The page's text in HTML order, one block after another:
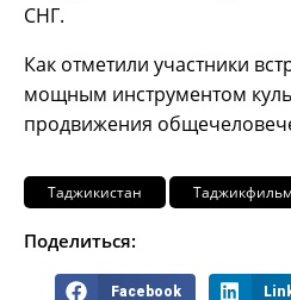
СНГ.
Как отметили участники
мощным инструментом
продвижения
Таджикистан Таджикфильм
Поделиться:
Facebook